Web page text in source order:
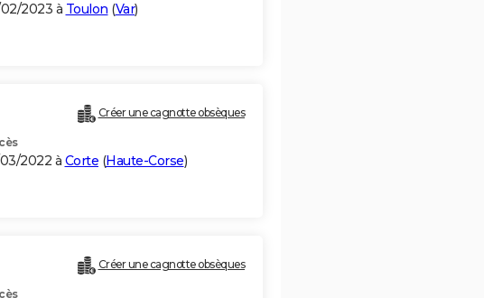
2023 à Toulon (Var)
Créer une cagnotte obsèques
2022 à Corte (Haute-Corse)
Créer une cagnotte obsèques